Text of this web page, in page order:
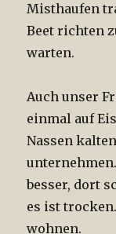
Misthaufen
Beet richten
warten.
Auch unser
einmal auf
Nassen
besser, dort
es ist
wohnen.